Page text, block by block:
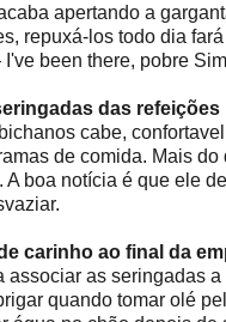
apertando a
repuxá-los todo dia
been there, pobre
das refeições
cabe,
de comida. Mais do
A boa notícia é que ele
carinho ao final da
associar as seringadas a
quando tomar olé